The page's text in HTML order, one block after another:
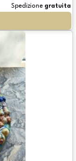
Spedizione gratuita